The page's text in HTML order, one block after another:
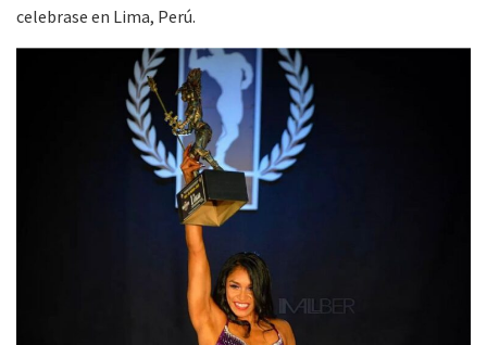
celebrase en Lima, Perú.